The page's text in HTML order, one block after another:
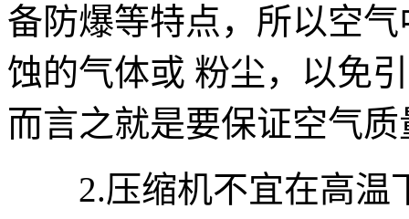
备防爆等特点，所以空
蚀的气体或 粉尘，以免
而言之就是要保证空气质
2.压缩机不宜在高温